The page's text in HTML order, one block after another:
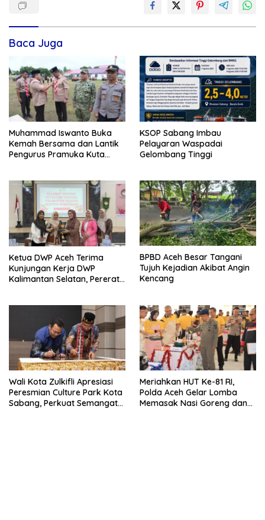
Baca Juga
Muhammad Iswanto Buka
Kemah Bersama dan Lantik
Pengurus Pramuka Kuta
KSOP Sabang Imbau
Pelayaran Waspadai
Gelombang Tinggi
Ketua DWP Aceh Terima
Kunjungan Kerja DWP
Kalimantan Selatan, Pererat
BPBD Aceh Besar Tangani
Tujuh Kejadian Akibat Angin
Kencang
Wali Kota Zulkifli Apresiasi
Peresmian Culture Park Kota
Sabang, Perkuat Semangat
Meriahkan HUT Ke-81 RI,
Polda Aceh Gelar Lomba
Memasak Nasi Goreng dan